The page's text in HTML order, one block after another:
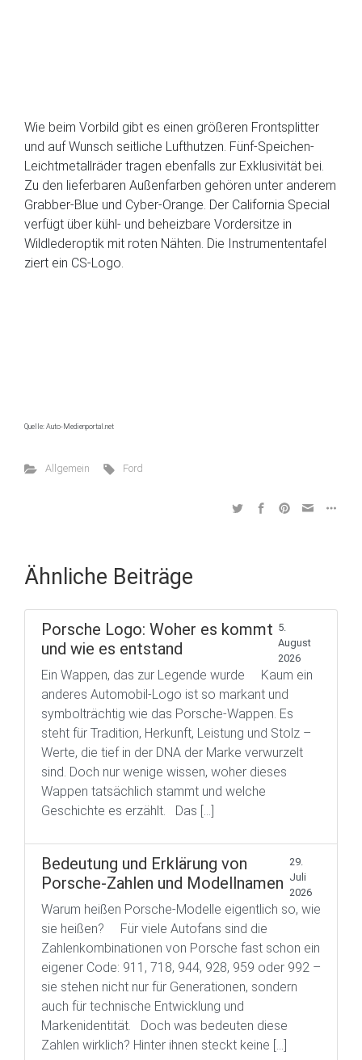
Wie beim Vorbild gibt es einen größeren Frontsplitter
und auf Wunsch seitliche Lufthutzen. Fünf-Speichen-
Leichtmetallräder tragen ebenfalls zur Exklusivität bei.
Zu den lieferbaren Außenfarben gehören unter anderem
Grabber-Blue und Cyber-Orange. Der California Special
verfügt über kühl- und beheizbare Vordersitze in
Wildlederoptik mit roten Nähten. Die Instrumententafel
ziert ein CS-Logo.
Quelle: Auto-Medienportal.net
Allgemein Ford
Ähnliche Beiträge
Porsche Logo: Woher es kommt
und wie es entstand
5.
August
2026
Ein Wappen, das zur Legende wurde Kaum ein
anderes Automobil-Logo ist so markant und
symbolträchtig wie das Porsche-Wappen. Es
steht für Tradition, Herkunft, Leistung und Stolz –
Werte, die tief in der DNA der Marke verwurzelt
sind. Doch nur wenige wissen, woher dieses
Wappen tatsächlich stammt und welche
Geschichte es erzählt. Das […]
Bedeutung und Erklärung von
Porsche-Zahlen und Modellnamen
29.
Juli
2026
Warum heißen Porsche-Modelle eigentlich so, wie
sie heißen? Für viele Autofans sind die
Zahlenkombinationen von Porsche fast schon ein
eigener Code: 911, 718, 944, 928, 959 oder 992 –
sie stehen nicht nur für Generationen, sondern
auch für technische Entwicklung und
Markenidentität. Doch was bedeuten diese
Zahlen wirklich? Hinter ihnen steckt keine […]